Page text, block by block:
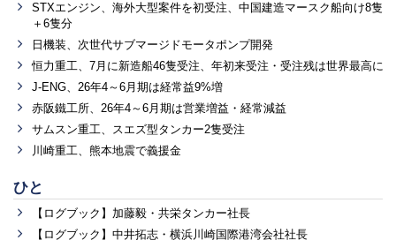
STXエンジン、海外大型案件を初受注、中国建造マースク船向け8隻
＋6隻分
日機装、次世代サブマージドモータポンプ開発
恒力重工、7月に新造船46隻受注、年初来受注・受注残は世界最高に
J-ENG、26年4～6月期は経常益9%増
赤阪鐵工所、26年4～6月期は営業増益・経常減益
サムスン重工、スエズ型タンカー2隻受注
川崎重工、熊本地震で義援金
ひと
【ログブック】加藤毅・共栄タンカー社長
【ログブック】中井拓志・横浜川崎国際港湾会社社長